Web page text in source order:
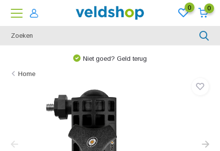
0 0
Niet goed? Geld terug
Home